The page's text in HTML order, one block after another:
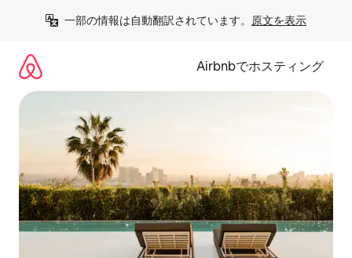
一部の情報は自動翻訳されています。 原文を表示
Airbnbでホスティング